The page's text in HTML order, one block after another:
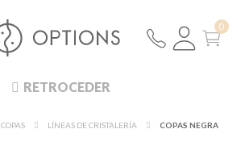
RETROCEDER
COPAS LÍNEAS DE CRISTALERÍA COPAS NEGRA